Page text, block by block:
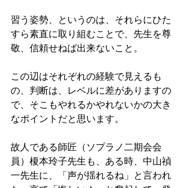
習う姿勢、というのは、それらにひた
すら素直に取り組むことで、先生を尊
敬、信頼せねば出来ないこと。
この辺はそれぞれの経験で見えるも
の、判断は、レベルに差がありますの
で、そこもやれるかやれないかの大き
なポイントだと思います。
故人である師匠（ソプラノ二期会会
員）榎本玲子先生も、ある時、中山禎
一先生に、「声が揺れるね」と言われ